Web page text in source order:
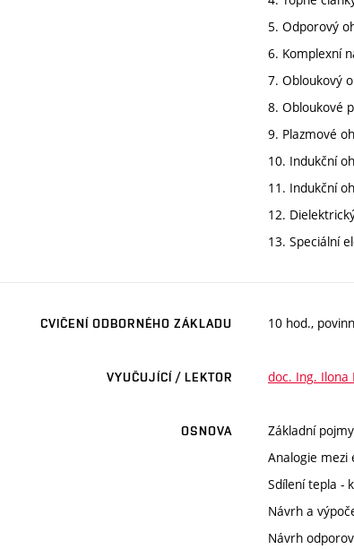
5. Odporový
6. Komplexní
7. Obloukový
8. Obloukové
9. Plazmové
10. Indukční
11. Indukční
12.
13. Speciální
CVIČENÍ ODBORNÉHO ZÁKLADU 10 hod.,
VYUČUJÍCÍ / LEKTOR doc. Ing. Ilona
OSNOVA
Základní
Analogie
Sdílení tepla -
Návrh a
Návrh